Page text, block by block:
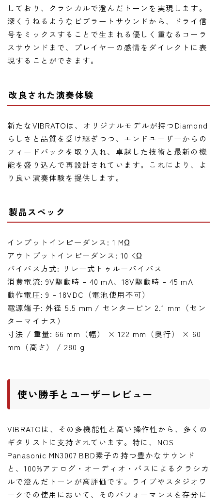
しており、クラシカルで澄んだトーンを実現します。
深くうねるようなビブラートサウンドから、ドライ信
号をミックスすることで生まれる優しく重なるコーラ
スサウンドまで、プレイヤーの感情をダイレクトに表
現することができます。
改良された演奏体験
新たなVIBRATOは、オリジナルモデルが持つDiamond
らしさと品質を受け継ぎつつ、エンドユーザーからの
フィードバックを取り入れ、卓越した技術と最新の機
能を盛り込んで再設計されています。これにより、よ
り良い演奏体験を提供します。
製品スペック
インプットインピーダンス: 1 MΩ
アウトプットインピーダンス: 10 KΩ
バイパス方式: リレー式トゥルーバイパス
消費電流: 9V駆動時 – 40 mA、18V駆動時 – 45 mA
動作電圧: 9 – 18VDC（電池使用不可）
電源端子: 外径 5.5 mm / センターピン 2.1 mm（セン
ターマイナス）
寸法 / 重量: 66 mm（幅） × 122 mm（奥行） × 60
mm（高さ） / 280 g
使い勝手とユーザーレビュー
VIBRATOは、その多機能性と高い操作性から、多くの
ギタリストに支持されています。特に、NOS
Panasonic MN3007 BBD素子の持つ豊かなサウンド
と、100%アナログ・オーディオ・パスによるクラシカ
ルで澄んだトーンが高評価です。ライブやスタジオワ
ークでの使用において、そのパフォーマンスを存分に